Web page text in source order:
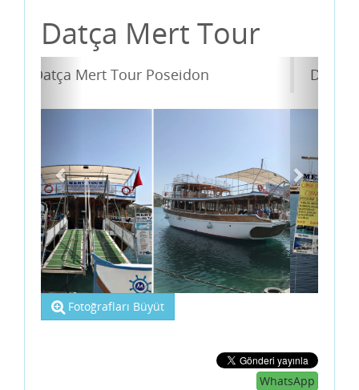
Datça Mert Tour
Datça Tekne Turları Mert Tour
Fotoğrafları Büyüt
WhatsApp